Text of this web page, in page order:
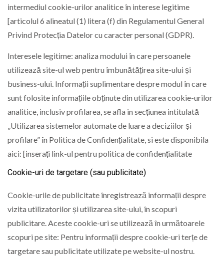
intermediul cookie-urilor analitice în interese legitime
[articolul 6 alineatul (1) litera (f) din Regulamentul General
Privind Protecția Datelor cu caracter personal (GDPR).
Interesele legitime: analiza modului în care persoanele
utilizează site-ul web pentru îmbunătățirea site-ului și
business-ului. Informații suplimentare despre modul în care
sunt folosite informațiile obținute din utilizarea cookie-urilor
analitice, inclusiv profilarea, se afla in secțiunea intitulată
„Utilizarea sistemelor automate de luare a deciziilor și
profilare” în Politica de Confidențialitate, si este disponibila
aici: [inserați link-ul pentru politica de confidențialitate
Cookie-uri de targetare (sau publicitate)
Cookie-urile de publicitate înregistrează informații despre
vizita utilizatorilor și utilizarea site-ului, în scopuri
publicitare. Aceste cookie-uri se utilizează în următoarele
scopuri pe site: Pentru informații despre cookie-uri terțe de
targetare sau publicitate utilizate pe website-ul nostru.